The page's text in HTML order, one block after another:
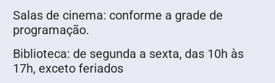
Salas de cinema: conforme a grade de
programação.
Biblioteca: de segunda a sexta, das 10h às
17h, exceto feriados